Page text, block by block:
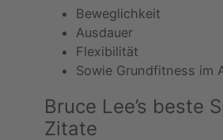
Beweglichkeit
Ausdauer
Flexibilität
Sowie Grundfitness im
Bruce Lee’s beste
Zitate